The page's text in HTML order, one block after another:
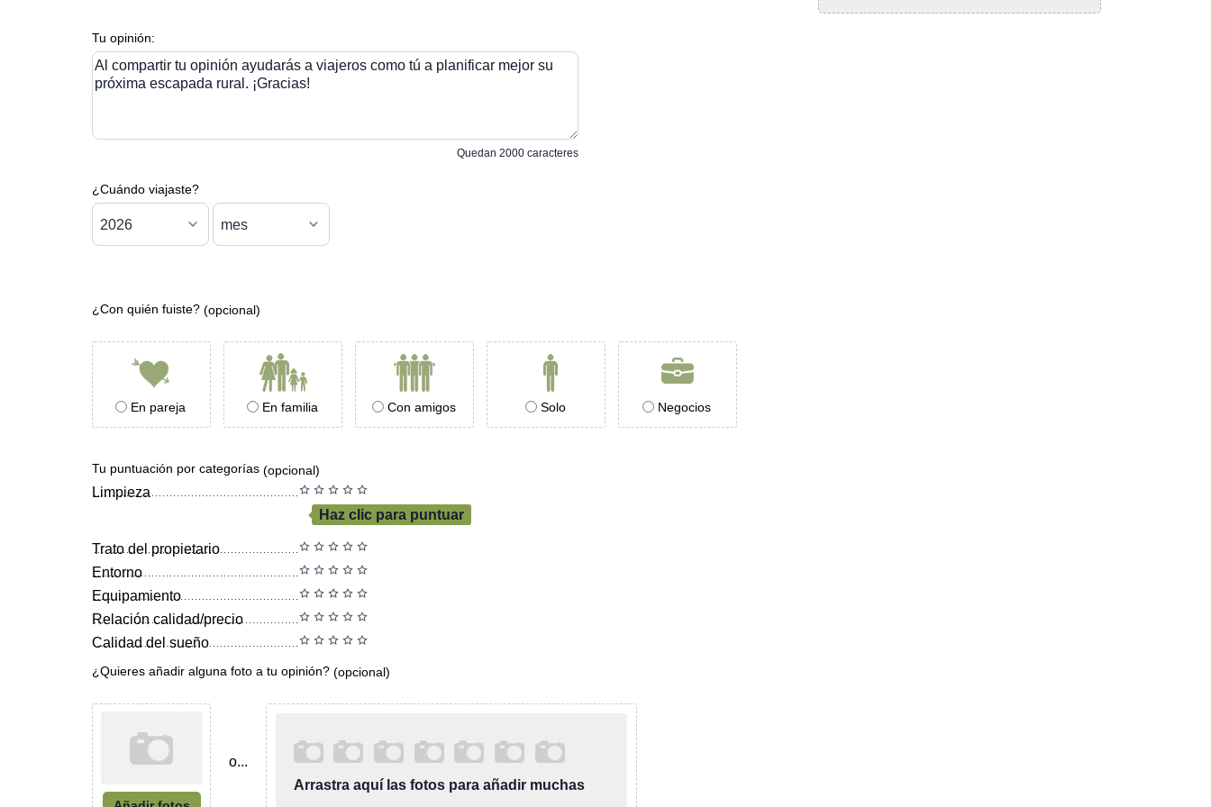
Tu opinión:
Al compartir tu opinión ayudarás a viajeros como tú a planificar mejor su
próxima escapada rural. ¡Gracias!
Quedan 2000 caracteres
¿Cuándo viajaste?
¿Con quién fuiste? (opcional)
En pareja En familia Con amigos Solo Negocios
Tu puntuación por categorías (opcional)
Limpieza
Haz clic para puntuar
Trato del propietario
Entorno
Equipamiento
Relación calidad/precio
Calidad del sueño
¿Quieres añadir alguna foto a tu opinión? (opcional)
o...
Arrastra aquí las fotos para añadir muchas